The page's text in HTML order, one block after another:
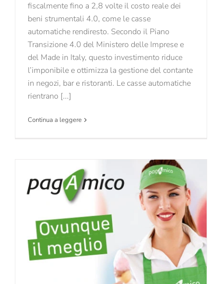
fiscalmente fino a 2,8 volte il costo reale dei
beni strumentali 4.0, come le casse
automatiche rendiresto. Secondo il Piano
Transizione 4.0 del Ministero delle Imprese e
del Made in Italy, questo investimento riduce
l’imponibile e ottimizza la gestione del contante
in negozi, bar e ristoranti. Le casse automatiche
rientrano [...]
Continua a leggere